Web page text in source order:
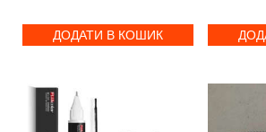
ДОДАТИ В КОШИК